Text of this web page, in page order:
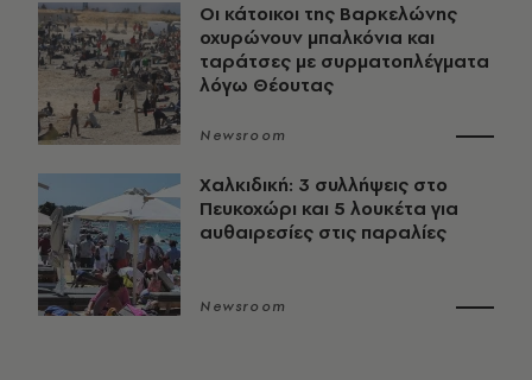
Οι κάτοικοι της Βαρκελώνης
οχυρώνουν μπαλκόνια και
ταράτσες με συρματοπλέγματα
λόγω Θέουτας
Newsroom
Χαλκιδική: 3 συλλήψεις στο
Πευκοχώρι και 5 λουκέτα για
αυθαιρεσίες στις παραλίες
Newsroom